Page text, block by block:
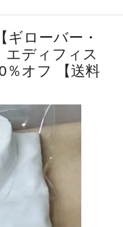
ローバー・
ディフィス
オフ 【送料